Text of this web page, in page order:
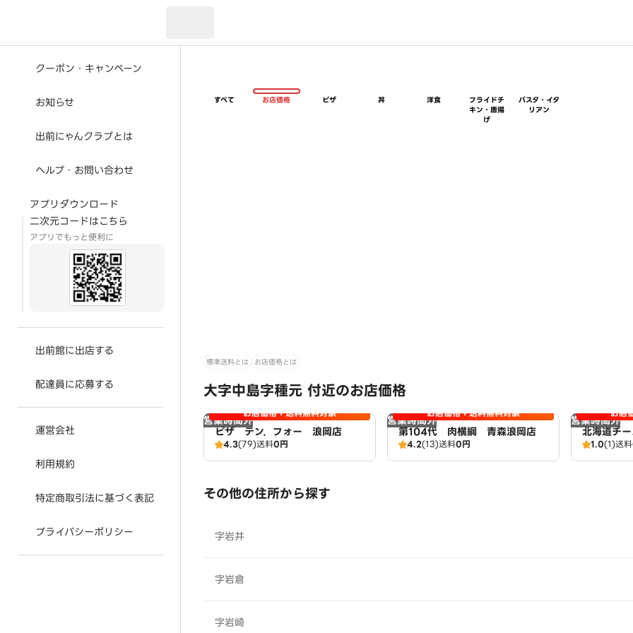
クーポン・キャンペーン
お知らせ
出前にゃんクラブとは
ヘルプ・お問い合わせ
アプリダウンロード
二次元コードはこちら
アプリでもっと便利に
出前館に出店する
配達員に応募する
運営会社
利用規約
特定商取引法に基づく表記
プライバシーポリシー
すべて お店価格 ピザ 丼 洋食
フライドチ
キン・唐揚
げ
パスタ・イタ
リアン
標準送料とは お店価格とは
大字中島字種元 付近のお店価格
営業時間外お店価格＋送料無料対象
ピザ テン．フォー 浪岡店
4.3(79)送料0円
営業時間外お店価格＋送料無料対象
第104代 肉横綱 青森浪岡店
4.2(13)送料0円
営業時間外お店
北海道チ
ブン』浪
1.0(1)送料
その他の住所から探す
字岩井
字岩倉
字岩崎